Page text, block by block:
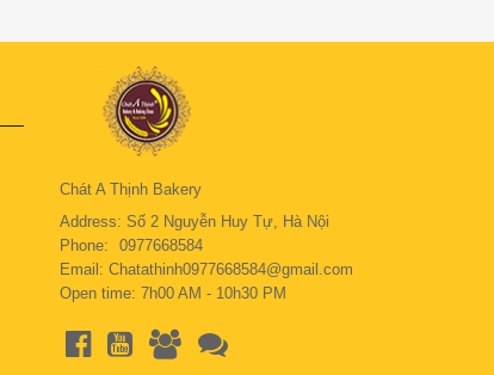
Chát A Thịnh Bakery
Address: Số 2 Nguyễn Huy Tự, Hà Nội
Phone:
0977668584
Email: Chatathinh0977668584@gmail.com
Open time: 7h00 AM - 10h30 PM